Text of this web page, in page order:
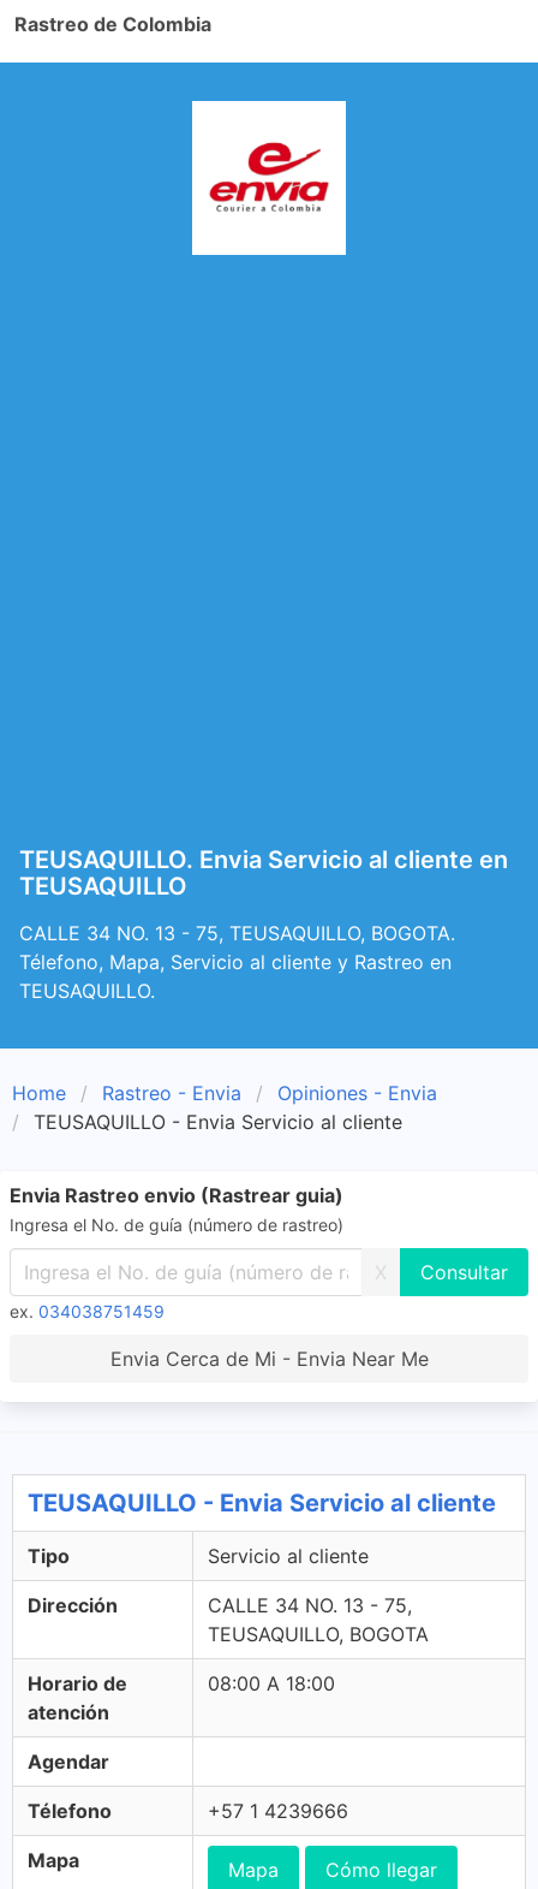
Rastreo de Colombia
TEUSAQUILLO. Envia Servicio al cliente en
TEUSAQUILLO
CALLE 34 NO. 13 - 75, TEUSAQUILLO, BOGOTA.
Télefono, Mapa, Servicio al cliente y Rastreo en
TEUSAQUILLO.
Home Rastreo - Envia
Opiniones - Envia
TEUSAQUILLO - Envia Servicio al cliente
Envia Rastreo envio (Rastrear guia)
Ingresa el No. de guía (número de rastreo)
X
ex. 034038751459
Envia Cerca de Mi - Envia Near Me
TEUSAQUILLO - Envia Servicio al cliente
Tipo Servicio al cliente
Dirección
CALLE 34 NO. 13 - 75,
TEUSAQUILLO, BOGOTA
Horario de
atención
08:00 A 18:00
Agendar
Télefono +57 1 4239666
Mapa Mapa Cómo llegar